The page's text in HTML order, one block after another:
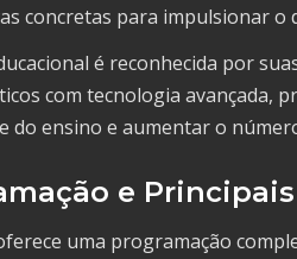
concretas para impulsionar o
é reconhecida por
com tecnologia avançada,
do ensino e aumentar o
e
uma programação